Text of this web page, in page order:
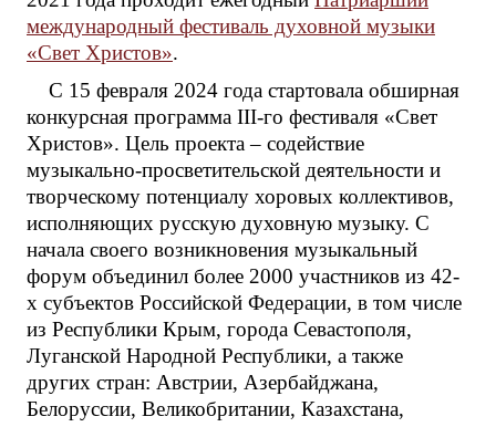
международный фестиваль духовной музыки
«Свет Христов».
С 15 февраля 2024 года стартовала обширная
конкурсная программа III-го фестиваля «Свет
Христов». Цель проекта – содействие
музыкально-просветительской деятельности и
творческому потенциалу хоровых коллективов,
исполняющих русскую духовную музыку. С
начала своего возникновения музыкальный
форум объединил более 2000 участников из 42-
х субъектов Российской Федерации, в том числе
из Республики Крым, города Севастополя,
Луганской Народной Республики, а также
других стран: Австрии, Азербайджана,
Белоруссии, Великобритании, Казахстана,